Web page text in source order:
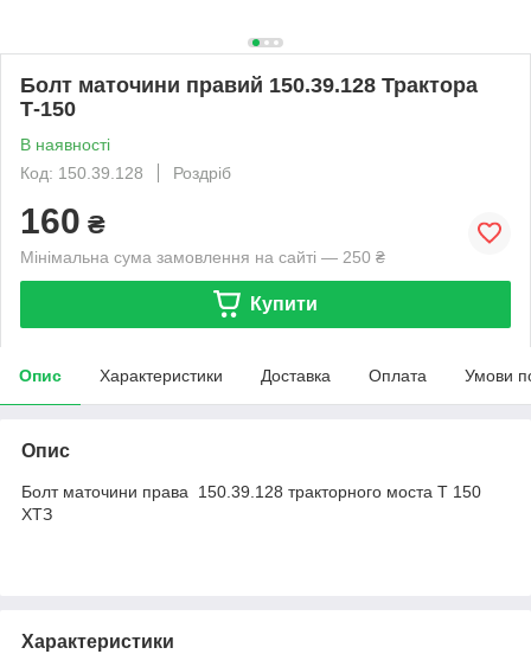
Болт маточини правий 150.39.128 Трактора
Т-150
В наявності
Код: 150.39.128
Роздріб
160 ₴
Мінімальна сума замовлення на сайті — 250 ₴
Купити
Опис Характеристики Доставка Оплата Умови
Опис
Болт маточини права 150.39.128 тракторного моста Т 150
ХТЗ
Характеристики